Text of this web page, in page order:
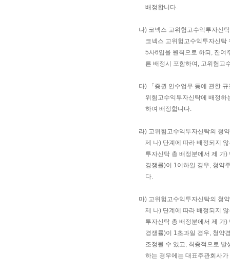
배정합니다.
나) 코넥스 고위험고수익투자신
코넥스 고위험고수익투자신탁
5사6입을 원칙으로 하되, 잔여
른 배정시 포함하여, 고위험고
다) 「증권 인수업무 등에 관한
위험고수익투자신탁에 배정하
하여 배정합니다.
라) 고위험고수익투자신탁의 청
제 나) 단계에 따라 배정되지
투자신탁 총 배정분에서 제 가
경쟁률)이 1이하일 경우, 청약
다.
마) 고위험고수익투자신탁의 청
제 나) 단계에 따라 배정되지
투자신탁 총 배정분에서 제 가
경쟁률)이 1초과일 경우, 청약
조정될 수 있고, 최종적으로
하는 경우에는 대표주관회사